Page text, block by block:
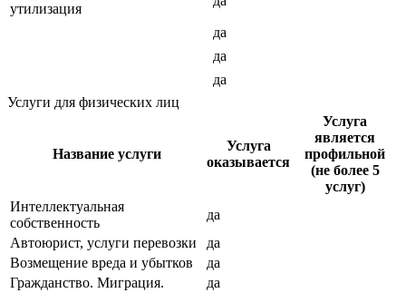
утилизация
да
да
да
Услуги для физических лиц
Название услуги
Услуга
оказывается
Услуга
является
профильной
(не более 5
услуг)
Интеллектуальная
собственность
да
Автоюрист, услуги перевозки
да
Возмещение вреда и убытков
да
Гражданство. Миграция.
да